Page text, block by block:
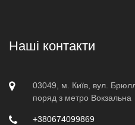
Наші контакти
03049, м. Київ, вул.
поряд з метро Вокзальна
+380674099869